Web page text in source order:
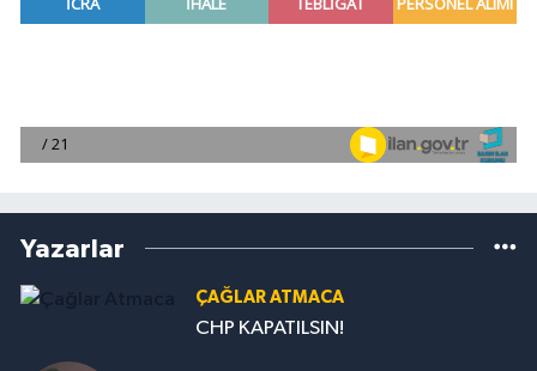
Yazarlar
ÇAĞLAR ATMACA
CHP KAPATILSIN!